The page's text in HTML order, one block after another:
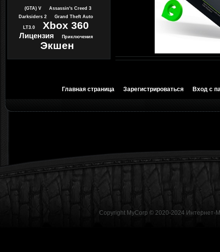
(GTA) V
Assassin's Creed 3
Darksiders 2
Grand Theft Auto
LT3.0 Xbox 360
Лицензия Приключения
Экшен
Главная страница Зарегистрироваться Вход с
Copyright MyCorp © 2020-2024 Интернет-